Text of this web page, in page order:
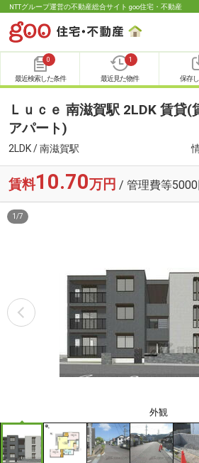
NTTグループ運営の不動産総合サイト goo住宅・不動産
0
最近検索した条件
1
最近見た物件 保存
Ｌｕｃｅ 南滋賀駅 2LDK 賃貸(
アパート)
2LDK / 南滋賀駅
賃料10.70万円 / 管理費等5000
外観
1 /7